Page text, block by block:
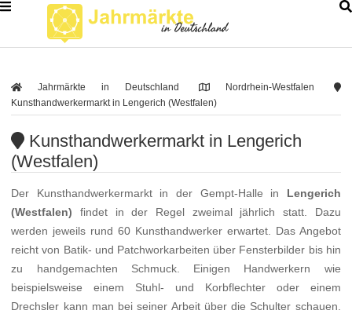
Jahrmärkte in Deutschland
Nordrhein-Westfalen
Kunsthandwerkermarkt in Lengerich (Westfalen)
Kunsthandwerkermarkt in Lengerich
(Westfalen)
Der Kunsthandwerkermarkt in der Gempt-Halle in Lengerich
(Westfalen) findet in der Regel zweimal jährlich statt. Dazu
werden jeweils rund 60 Kunsthandwerker erwartet. Das Angebot
reicht von Batik- und Patchworkarbeiten über Fensterbilder bis hin
zu handgemachten Schmuck. Einigen Handwerkern wie
beispielsweise einem Stuhl- und Korbflechter oder einem
Drechsler kann man bei seiner Arbeit über die Schulter schauen.